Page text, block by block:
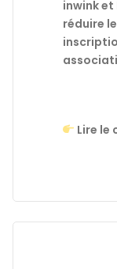
inwink et
réduire
Lire le